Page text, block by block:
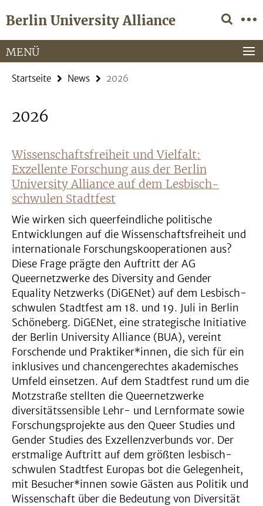
direkt
Inhalt
Berlin University Alliance
Service-
Navigation
MENÜ
Startseite News 2026
2026
Wissenschaftsfreiheit und Vielfalt:
Exzellente Forschung aus der Berlin
University Alliance auf dem Lesbisch-
schwulen Stadtfest
Wie wirken sich queerfeindliche politische
Entwicklungen auf die Wissenschaftsfreiheit und
internationale Forschungskooperationen aus?
Diese Frage prägte den Auftritt der AG
Queernetzwerke des Diversity and Gender
Equality Netzwerks (DiGENet) auf dem Lesbisch-
schwulen Stadtfest am 18. und 19. Juli in Berlin
Schöneberg. DiGENet, eine strategische Initiative
der Berlin University Alliance (BUA), vereint
Forschende und Praktiker*innen, die sich für ein
inklusives und chancengerechtes akademisches
Umfeld einsetzen. Auf dem Stadtfest rund um die
Motzstraße stellten die Queernetzwerke
diversitätssensible Lehr- und Lernformate sowie
Forschungsprojekte aus den Queer Studies und
Gender Studies des Exzellenzverbunds vor. Der
erstmalige Auftritt auf dem größten lesbisch-
schwulen Stadtfest Europas bot die Gelegenheit,
mit Besucher*innen sowie Gästen aus Politik und
Wissenschaft über die Bedeutung von Diversität